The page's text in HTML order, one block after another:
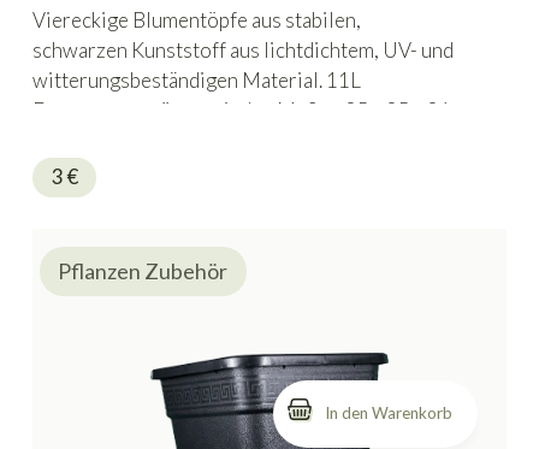
Viereckige Blumentöpfe aus stabilen,
schwarzen Kunststoff aus lichtdichtem, UV- und
witterungsbeständigen Material. 11L
Fassungsvermögen mit den Maßen 25 x 25 x 26
3€
Pflanzen Zubehör